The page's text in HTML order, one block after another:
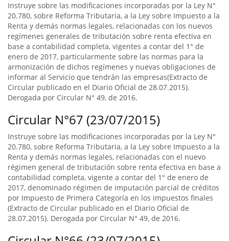
Instruye sobre las modificaciones incorporadas por la Ley N°
20.780, sobre Reforma Tributaria, a la Ley sobre Impuesto a la
Renta y demás normas legales, relacionadas con los nuevos
regímenes generales de tributación sobre renta efectiva en
base a contabilidad completa, vigentes a contar del 1° de
enero de 2017, particularmente sobre las normas para la
armonización de dichos regímenes y nuevas obligaciones de
informar al Servicio que tendrán las empresas(Extracto de
Circular publicado en el Diario Oficial de 28.07.2015).
Derogada por Circular N° 49, de 2016.
Circular N°67 (23/07/2015)
Instruye sobre las modificaciones incorporadas por la Ley N°
20.780, sobre Reforma Tributaria, a la Ley sobre Impuesto a la
Renta y demás normas legales, relacionadas con el nuevo
régimen general de tributación sobre renta efectiva en base a
contabilidad completa, vigente a contar del 1° de enero de
2017, denominado régimen de imputación parcial de créditos
por Impuesto de Primera Categoría en los impuestos finales
(Extracto de Circular publicado en el Diario Oficial de
28.07.2015). Derogada por Circular N° 49, de 2016.